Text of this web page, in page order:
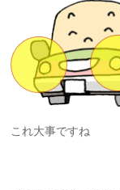
これ大事ですね